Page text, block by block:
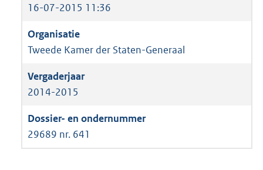
16-07-2015 11:36
Tweede Kamer der Staten-Generaal
2014-2015
29689 nr. 641